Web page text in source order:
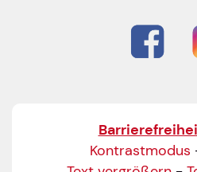
Kontrastmodus